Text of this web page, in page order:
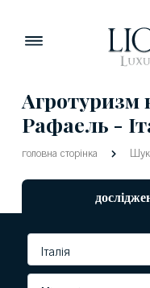
Агротуризм
Рафаель -
головна сторінка